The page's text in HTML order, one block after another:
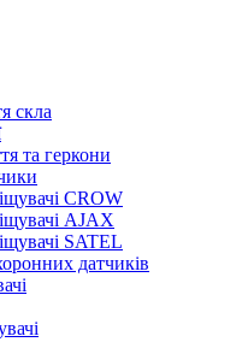
скла
та геркони
CROW
AJAX
SATEL
датчиків